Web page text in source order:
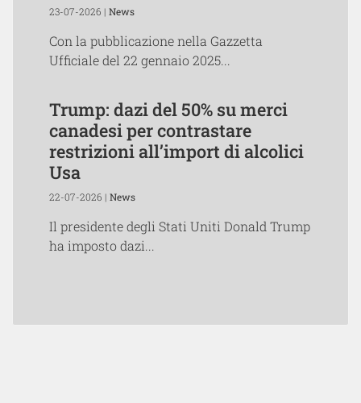
23-07-2026 | News
Con la pubblicazione nella Gazzetta
Ufficiale del 22 gennaio 2025...
Trump: dazi del 50% su merci
canadesi per contrastare
restrizioni all’import di alcolici
Usa
22-07-2026 | News
Il presidente degli Stati Uniti Donald Trump
ha imposto dazi...